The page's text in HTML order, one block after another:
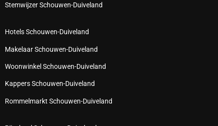
Stemwijzer Schouwen-Duiveland
Hotels Schouwen-Duiveland
Makelaar Schouwen-Duiveland
Woonwinkel Schouwen-Duiveland
Kappers Schouwen-Duiveland
Rommelmarkt Schouwen-Duiveland